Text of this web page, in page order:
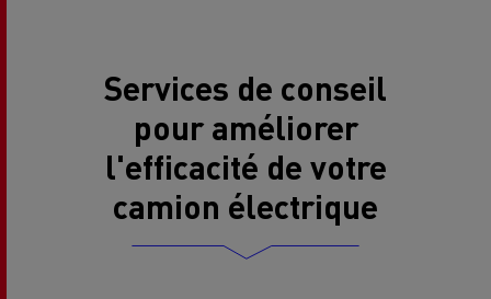
Services de conseil
pour améliorer
l'efficacité de votre
camion électrique